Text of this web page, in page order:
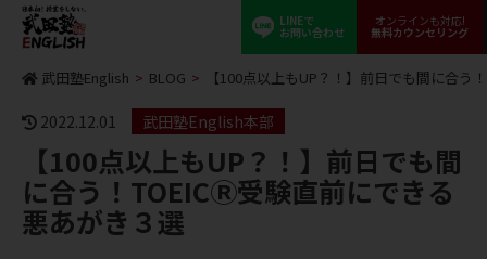
LINEで
お問い合わせ
オンラインも対応!
無料カウンセリング
武田塾English > BLOG > 【100点以上もUP？！】前日でも間に合
2022.12.01 武田塾English本部
【100点以上もUP？！】前日でも間
に合う！TOEICⓇ受験直前にできる
悪あがき３選